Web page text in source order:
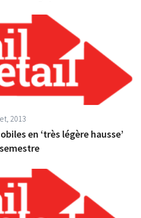
2013
en ‘très légère hausse’